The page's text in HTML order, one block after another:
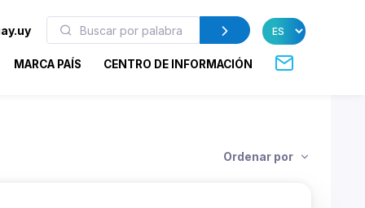
MARCA PAÍS CENTRO DE INFORMACIÓN
Ordenar por